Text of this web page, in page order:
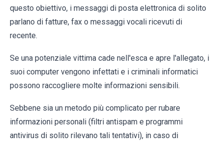
questo obiettivo, i messaggi di posta elettronica di solito
parlano di fatture, fax o messaggi vocali ricevuti di
recente.
Se una potenziale vittima cade nell'esca e apre l'allegato, i
suoi computer vengono infettati e i criminali informatici
possono raccogliere molte informazioni sensibili.
Sebbene sia un metodo più complicato per rubare
informazioni personali (filtri antispam e programmi
antivirus di solito rilevano tali tentativi), in caso di